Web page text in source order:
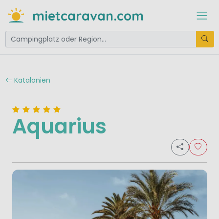
mietcaravan.com
Katalonien
Aquarius